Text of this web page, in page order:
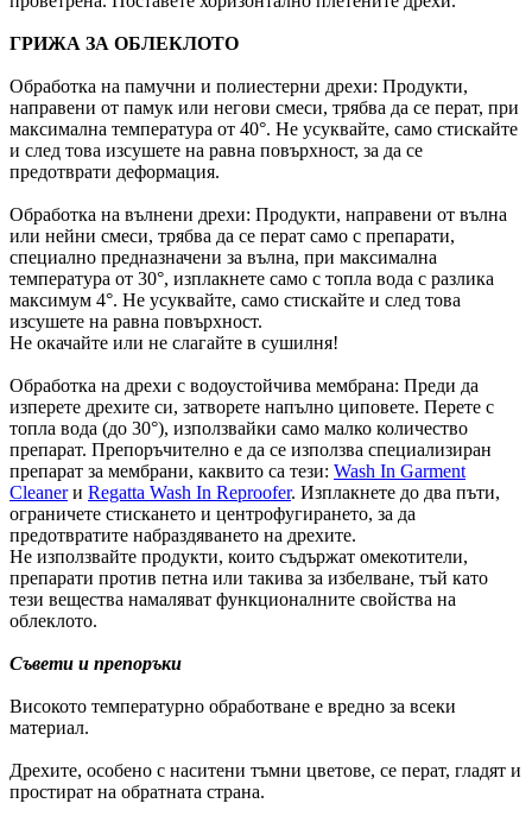
ГРИЖА ЗА ОБЛЕКЛОТО
Обработка на памучни и полиестерни дрехи: Продукти,
направени от памук или негови смеси, трябва да се перат, при
максимална температура от 40°. Не усуквайте, само стискайте
и след това изсушете на равна повърхност, за да се
предотврати деформация.
Обработка на вълнени дрехи: Продукти, направени от вълна
или нейни смеси, трябва да се перат само с препарати,
специално предназначени за вълна, при максимална
температура от 30°, изплакнете само с топла вода с разлика
максимум 4°. Не усуквайте, само стискайте и след това
изсушете на равна повърхност.
Не окачайте или не слагайте в сушилня!
Обработка на дрехи с водоустойчива мембрана: Преди да
изперете дрехите си, затворете напълно циповете. Перете с
топла вода (до 30°), използвайки само малко количество
препарат. Препоръчително е да се използва специализиран
препарат за мембрани, каквито са тези: Wash In Garment
Cleanerи Regatta Wash In Reproofer. Изплакнете до два пъти,
ограничете стискането и центрофугирането, за да
предотвратите набраздяването на дрехите.
Не използвайте продукти, които съдържат омекотители,
препарати против петна или такива за избелване, тъй като
тези вещества намаляват функционалните свойства на
облеклото.
Съвети и препоръки
Високото температурно обработване е вредно за всеки
материал.
Дрехите, особено с наситени тъмни цветове, се перат, гладят и
простират на обратната страна.